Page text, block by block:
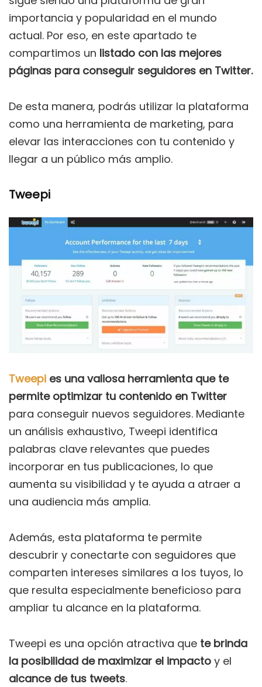
importancia y popularidad en el mundo
actual. Por eso, en este apartado te
compartimos un listado con las mejores
páginas para conseguir seguidores en Twitter.
De esta manera, podrás utilizar la plataforma
como una herramienta de marketing, para
elevar las interacciones con tu contenido y
llegar a un público más amplio.
Tweepi
Tweepi es una valiosa herramienta que te
permite optimizar tu contenido en Twitter
para conseguir nuevos seguidores. Mediante
un análisis exhaustivo, Tweepi identifica
palabras clave relevantes que puedes
incorporar en tus publicaciones, lo que
aumenta su visibilidad y te ayuda a atraer a
una audiencia más amplia.
Además, esta plataforma te permite
descubrir y conectarte con seguidores que
comparten intereses similares a los tuyos, lo
que resulta especialmente beneficioso para
ampliar tu alcance en la plataforma.
Tweepi es una opción atractiva que te brinda
la posibilidad de maximizar el impacto y el
alcance de tus tweets.